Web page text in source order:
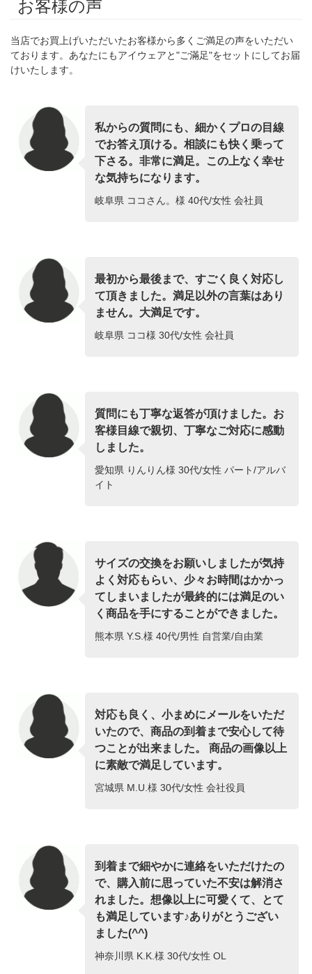
お客様の声
当店でお買上げいただいたお客様から多くご満足の声をいただい
ております。あなたにもアイウェアと"ご滿足"をセットにしてお届
けいたします。
私からの質問にも、細かくプロの目線
でお答え頂ける。相談にも快く乗って
下さる。非常に満足。この上なく幸せ
な気持ちになります。
岐阜県 ココさん。様 40代/女性 会社員
最初から最後まで、すごく良く対応し
て頂きました。満足以外の言葉はあり
ません。大満足です。
岐阜県 ココ様 30代/女性 会社員
質問にも丁寧な返答が頂けました。お
客様目線で親切、丁寧なご対応に感動
しました。
愛知県 りんりん様 30代/女性 パート/アルバ
イト
サイズの交換をお願いしましたが気持
よく対応もらい、少々お時間はかかっ
てしまいましたが最終的には満足のい
く商品を手にすることができました。
熊本県 Y.S.様 40代/男性 自営業/自由業
対応も良く、小まめにメールをいただ
いたので、商品の到着まで安心して待
つことが出来ました。 商品の画像以上
に素敵で満足しています。
宮城県 M.U.様 30代/女性 会社役員
到着まで細やかに連絡をいただけたの
で、購入前に思っていた不安は解消さ
れました。想像以上に可愛くて、とて
も満足しています♪ありがとうござい
ました(^^)
神奈川県 K.K.様 30代/女性 OL